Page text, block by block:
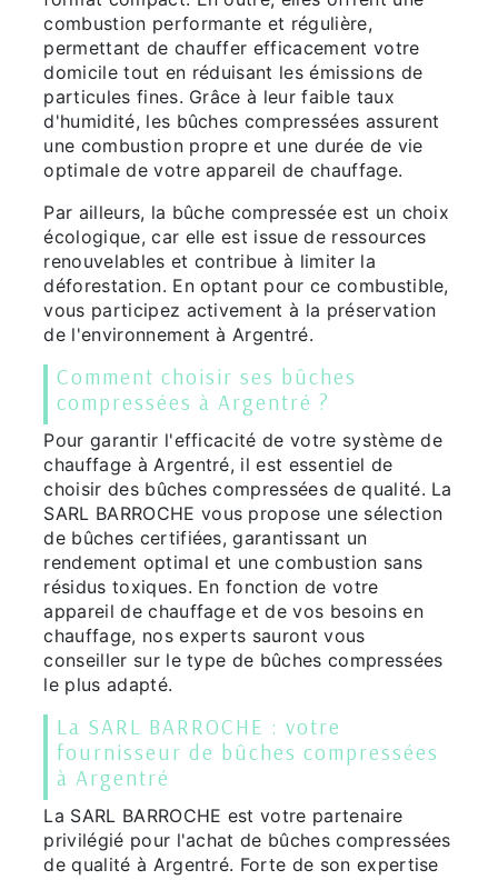
combustion performante et régulière,
permettant de chauffer efficacement votre
domicile tout en réduisant les émissions de
particules fines. Grâce à leur faible taux
d'humidité, les bûches compressées assurent
une combustion propre et une durée de vie
optimale de votre appareil de chauffage.
Par ailleurs, la bûche compressée est un choix
écologique, car elle est issue de ressources
renouvelables et contribue à limiter la
déforestation. En optant pour ce combustible,
vous participez activement à la préservation
de l'environnement à Argentré.
Comment choisir ses bûches
compressées à Argentré ?
Pour garantir l'efficacité de votre système de
chauffage à Argentré, il est essentiel de
choisir des bûches compressées de qualité. La
SARL BARROCHE vous propose une sélection
de bûches certifiées, garantissant un
rendement optimal et une combustion sans
résidus toxiques. En fonction de votre
appareil de chauffage et de vos besoins en
chauffage, nos experts sauront vous
conseiller sur le type de bûches compressées
le plus adapté.
La SARL BARROCHE : votre
fournisseur de bûches compressées
à Argentré
La SARL BARROCHE est votre partenaire
privilégié pour l'achat de bûches compressées
de qualité à Argentré. Forte de son expertise